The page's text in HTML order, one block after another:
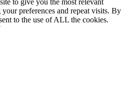
to give you the most relevant
preferences and repeat visits. By
to the use of ALL the cookies.